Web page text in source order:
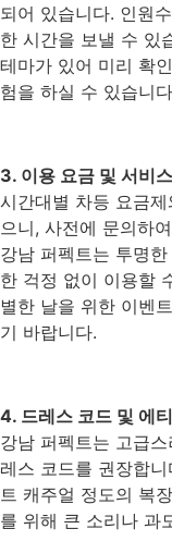
되어 있습니다. 인원
한 시간을 보낼 수 있
테마가 있어 미리 확
험을 하실 수 있습니
3. 이용 요금 및 서비
시간대별 차등 요금
으니, 사전에 문의하
강남 퍼펙트는 투명
한 걱정 없이 이용할
별한 날을 위한 이벤
기 바랍니다.
4. 드레스 코드 및 에
강남 퍼펙트는 고급
레스 코드를 권장합
트 캐주얼 정도의 복
를 위해 큰 소리나 과